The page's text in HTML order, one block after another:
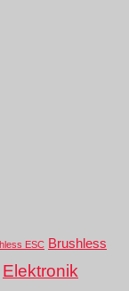
ESC Brushless
Elektronik